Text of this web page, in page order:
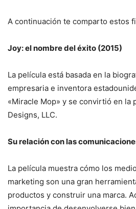
A continuación te comparto estos
Joy: el nombre del éxito (2015)
La película está basada en la
empresaria e inventora
«Miracle Mop» y se convirtió en la
Designs, LLC.
Su relación con las
La película muestra cómo los
marketing son una gran
productos y construir una marca.